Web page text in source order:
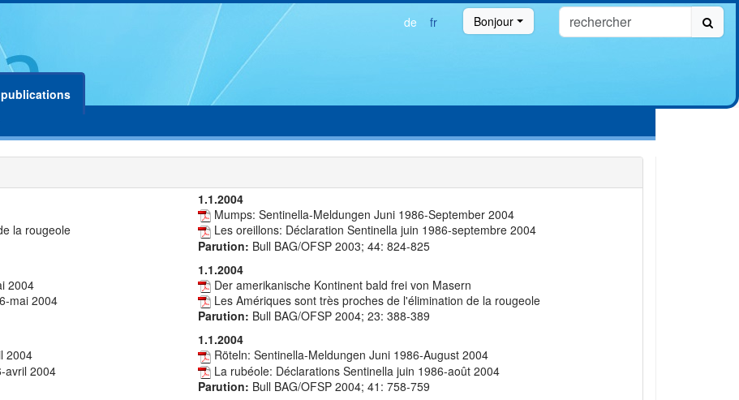
de fr Bonjour
la rougeole
1.1.2004
Mumps: Sentinella-Meldungen Juni 1986-September 2004
Les oreillons: Déclaration Sentinella juin 1986-septembre 2004
Parution: Bull BAG/OFSP 2003; 44: 824-825
2004
mai 2004
1.1.2004
Der amerikanische Kontinent bald frei von Masern
Les Amériques sont très proches de l'élimination de la rougeole
Parution: Bull BAG/OFSP 2004; 23: 388-389
2004
avril 2004
1.1.2004
Röteln: Sentinella-Meldungen Juni 1986-August 2004
La rubéole: Déclarations Sentinella juin 1986-août 2004
Parution: Bull BAG/OFSP 2004; 41: 758-759